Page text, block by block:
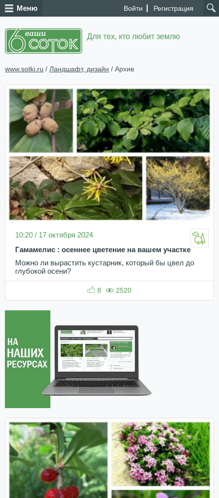
Войти Регистрация
Меню
Для тех, кто любит землю
www.sotki.ru / Ландшафт, дизайн / Архив
10:20 / 17 октября 2024
Гамамелис : осеннее цветение на вашем участке
Можно ли вырастить кустарник, который бы цвел до
глубокой осени?
8 2520